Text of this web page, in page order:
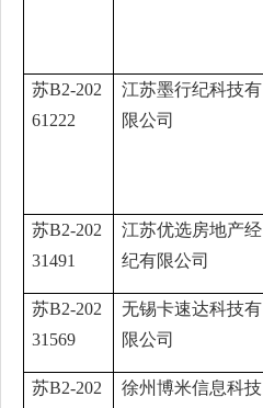
苏B2-202
61222
江苏墨行纪科技有
限公司
苏B2-202
31491
江苏优选房地产经
纪有限公司
苏B2-202
31569
无锡卡速达科技有
限公司
苏B2-202
徐州博米信息科技